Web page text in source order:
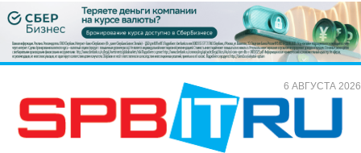
6 АВГУСТА 2026